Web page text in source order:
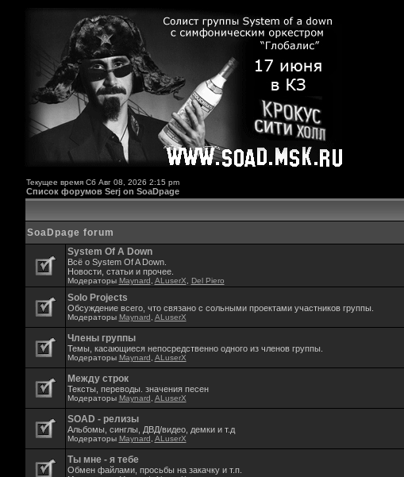
Текущее время Сб Авг 08, 2026 2:15 pm
Список форумов Serj on SoaDpage
SoaDpage forum
System Of A Down
Всё о System Of A Down.
Новости, статьи и прочее.
Модераторы Maynard ALuserX Del Piero
Solo Projects
Обсуждение всего, что связано с сольными проектами участников группы.
Модераторы Maynard ALuserX
Члены группы
Темы, касающиеся непосредственно одного из членов группы.
Модераторы Maynard ALuserX
Между строк
Тексты, переводы. значения песен
Модераторы Maynard ALuserX
SOAD - релизы
Альбомы, синглы, ДВД/видео, демки и т.д
Модераторы Maynard ALuserX
Ты мне - я тебе
Обмен файлами, просьбы на закачку и т.п.